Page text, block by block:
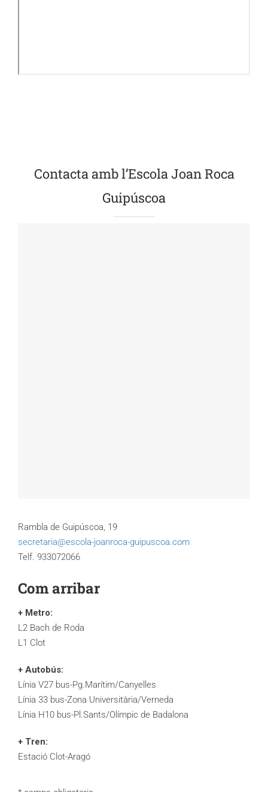
Contacta amb l’Escola Joan Roca
Guipúscoa
Rambla de Guipúscoa, 19
secretaria@escola-joanroca-guipuscoa.com
Telf. 933072066
Com arribar
+ Metro:
L2 Bach de Roda
L1 Clot
+ Autobús:
Línia V27 bus-Pg.Marítim/Canyelles
Línia 33 bus-Zona Universitària/Verneda
Línia H10 bus-Pl.Sants/Olímpic de Badalona
+ Tren:
Estació Clot-Aragó